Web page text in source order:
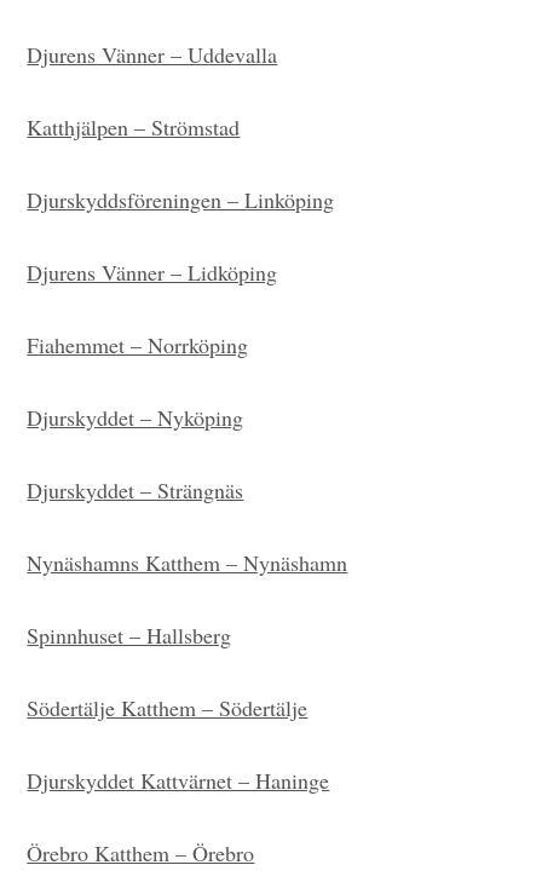
Djurens Vänner – Uddevalla
Katthjälpen – Strömstad
Djurskyddsföreningen – Linköping
Djurens Vänner – Lidköping
Fiahemmet – Norrköping
Djurskyddet – Nyköping
Djurskyddet – Strängnäs
Nynäshamns Katthem – Nynäshamn
Spinnhuset – Hallsberg
Södertälje Katthem – Södertälje
Djurskyddet Kattvärnet – Haninge
Örebro Katthem – Örebro